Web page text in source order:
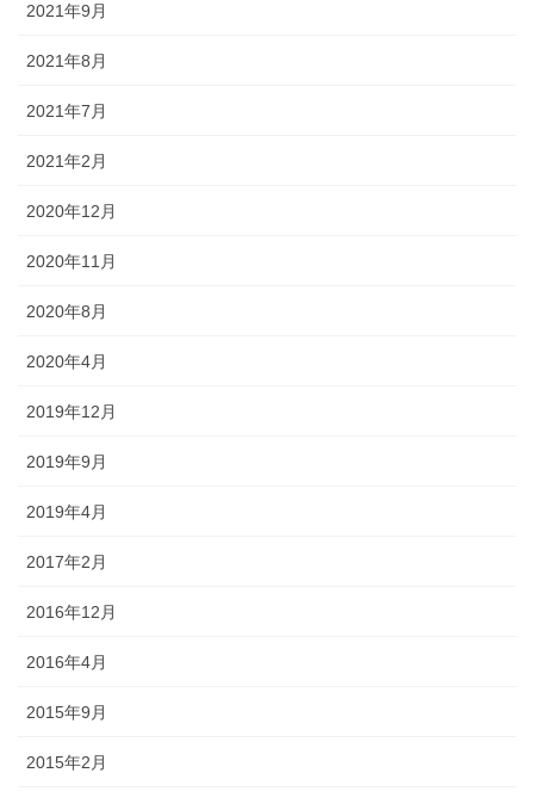
2021年9月
2021年8月
2021年7月
2021年2月
2020年12月
2020年11月
2020年8月
2020年4月
2019年12月
2019年9月
2019年4月
2017年2月
2016年12月
2016年4月
2015年9月
2015年2月